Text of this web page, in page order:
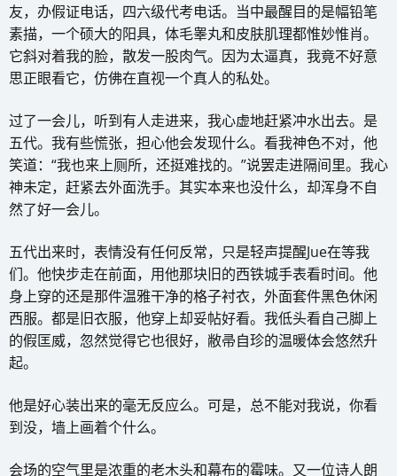
友，办假证电话，四六级代考电话。当中最醒目的是幅铅笔
素描，一个硕大的阳具，体毛睾丸和皮肤肌理都惟妙惟肖。
它斜对着我的脸，散发一股肉气。因为太逼真，我竟不好意
思正眼看它，仿佛在直视一个真人的私处。
过了一会儿，听到有人走进来，我心虚地赶紧冲水出去。是
五代。我有些慌张，担心他会发现什么。看我神色不对，他
笑道：“我也来上厕所，还挺难找的。”说罢走进隔间里。我心
神未定，赶紧去外面洗手。其实本来也没什么，却浑身不自
然了好一会儿。
五代出来时，表情没有任何反常，只是轻声提醒Jue在等我
们。他快步走在前面，用他那块旧的西铁城手表看时间。他
身上穿的还是那件温雅干净的格子衬衣，外面套件黑色休闲
西服。都是旧衣服，他穿上却妥帖好看。我低头看自己脚上
的假匡威，忽然觉得它也很好，敝帚自珍的温暖体会悠然升
起。
他是好心装出来的毫无反应么。可是，总不能对我说，你看
到没，墙上画着个什么。
会场的空气里是浓重的老木头和幕布的霉味。又一位诗人朗